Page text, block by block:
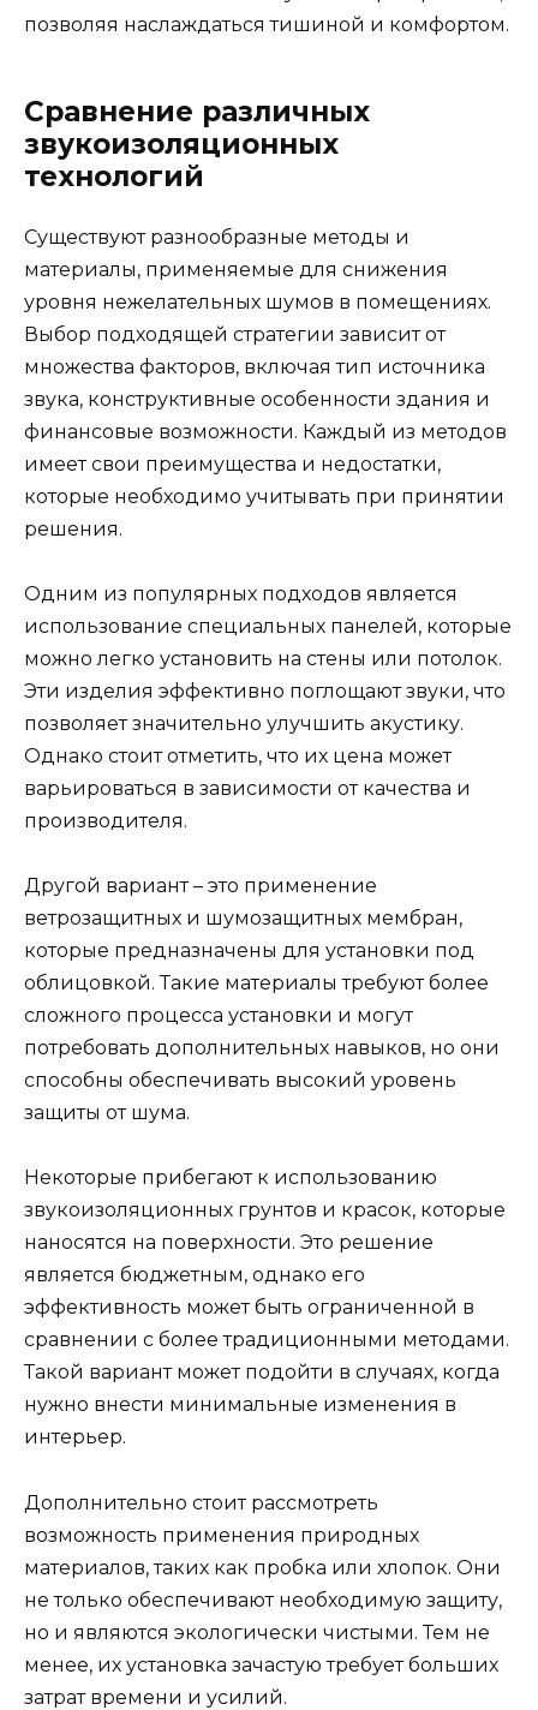
позволяя наслаждаться тишиной и комфортом.
Сравнение различных
звукоизоляционных
технологий
Существуют разнообразные методы и
материалы, применяемые для снижения
уровня нежелательных шумов в помещениях.
Выбор подходящей стратегии зависит от
множества факторов, включая тип источника
звука, конструктивные особенности здания и
финансовые возможности. Каждый из методов
имеет свои преимущества и недостатки,
которые необходимо учитывать при принятии
решения.
Одним из популярных подходов является
использование специальных панелей, которые
можно легко установить на стены или потолок.
Эти изделия эффективно поглощают звуки, что
позволяет значительно улучшить акустику.
Однако стоит отметить, что их цена может
варьироваться в зависимости от качества и
производителя.
Другой вариант – это применение
ветрозащитных и шумозащитных мембран,
которые предназначены для установки под
облицовкой. Такие материалы требуют более
сложного процесса установки и могут
потребовать дополнительных навыков, но они
способны обеспечивать высокий уровень
защиты от шума.
Некоторые прибегают к использованию
звукоизоляционных грунтов и красок, которые
наносятся на поверхности. Это решение
является бюджетным, однако его
эффективность может быть ограниченной в
сравнении с более традиционными методами.
Такой вариант может подойти в случаях, когда
нужно внести минимальные изменения в
интерьер.
Дополнительно стоит рассмотреть
возможность применения природных
материалов, таких как пробка или хлопок. Они
не только обеспечивают необходимую защиту,
но и являются экологически чистыми. Тем не
менее, их установка зачастую требует больших
затрат времени и усилий.